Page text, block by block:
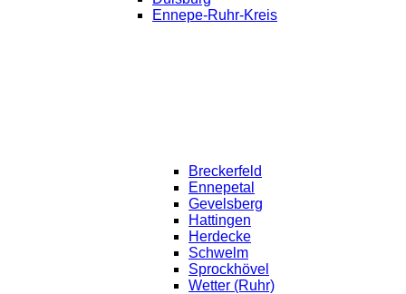
Ennepe-Ruhr-Kreis
Breckerfeld
Ennepetal
Gevelsberg
Hattingen
Herdecke
Schwelm
Sprockhövel
Wetter (Ruhr)